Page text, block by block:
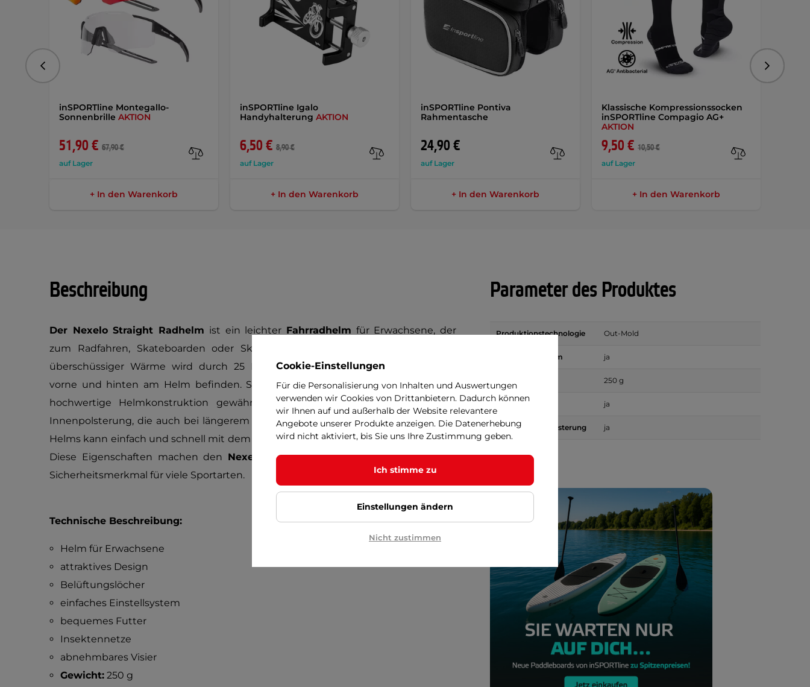
inSPORTline Montegallo-
Sonnenbrille AKTION
51,90 € 67,90 €
auf Lager
+ In den Warenkorb
inSPORTline Igalo
Handyhalterung AKTION
6,50 € 8,90 €
auf Lager
+ In den Warenkorb
inSPORTline Pontiva
Rahmentasche
24,90 €
auf Lager
+ In den Warenkorb
Klassische Kompressionssocken
inSPORTline Compagio AG+
AKTION
9,50 € 10,50 €
auf Lager
+ In den Warenkorb
vorhergehend Folgend
Beschreibung
Der Nexelo Straight Radhelm ist ein leichter Fahrradhelm für Erwachsene, der
zum Radfahren, Skateboarden oder Skaten geeignet ist. Die perfekte Abfuhr
überschüssiger Wärme wird durch 25 Belüftungslöcher gewährleistet, die sich
vorne und hinten am Helm befinden. Sicherheit wird durch festes Material und
hochwertige Helmkonstruktion gewährleistet. Der Vorteil ist die komfortable
Innenpolsterung, die auch bei längerem Tragen Komfort garantiert. Die Größe des
Helms kann einfach und schnell mit dem Rad auf der Rückseite eingestellt werden.
Diese Eigenschaften machen den Nexelo Straight Radhelm zueinem idealen
Sicherheitsmerkmal für viele Sportarten.
Technische Beschreibung:
Helm für Erwachsene
attraktives Design
Belüftungslöcher
einfaches Einstellsystem
bequemes Futter
Insektennetze
abnehmbares Visier
Gewicht:250 g
Parameter des Produktes
Produktionstechnologie Out-Mold
MicroShift System ja
250 g
Ventilation ja
Abnehmbare Polsterung ja
Cookie-Einstellungen
Für die Personalisierung von Inhalten und Auswertungen
verwenden wir Cookies von Drittanbietern. Dadurch können
wir Ihnen auf und außerhalb der Website relevantere
Angebote unserer Produkte anzeigen. Die Datenerhebung
wird nicht aktiviert, bis Sie uns Ihre Zustimmung geben.
Ich stimme zu
Einstellungen ändern
Nicht zustimmen